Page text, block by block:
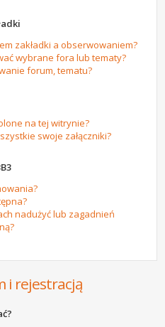
zakładki a obserwowaniem?
wybrane fora lub tematy?
forum, tematu?
na tej witrynie?
swoje załączniki?
nadużyć lub zagadnień
i rejestracją